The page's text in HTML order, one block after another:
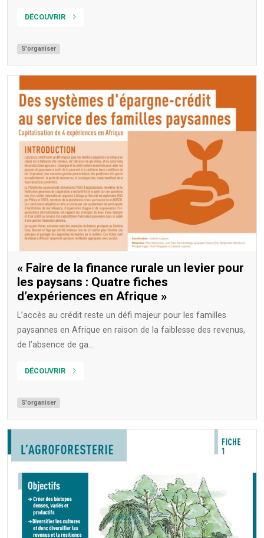
DÉCOUVRIR
S'organiser
« Faire de la finance rurale un levier pour
les paysans : Quatre fiches
d’expériences en Afrique »
L’accès au crédit reste un défi majeur pour les familles
paysannes en Afrique en raison de la faiblesse des revenus,
de l’absence de ga...
DÉCOUVRIR
S'organiser